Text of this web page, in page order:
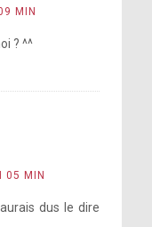
MIN
? ^^
05 MIN
dus le dire